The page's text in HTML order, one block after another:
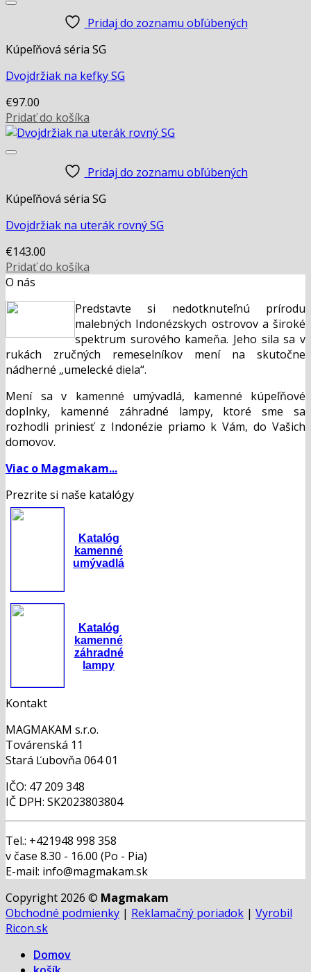
Pridaj do zoznamu obľúbených
Kúpeľňová séria SG
Dvojdržiak na kefky SG
€97.00
Pridať do košíka
Pridaj do zoznamu obľúbených
Kúpeľňová séria SG
Dvojdržiak na uterák rovný SG
€143.00
Pridať do košíka
O nás
Predstavte si nedotknuteľnú prírodu
malebných Indonézskych ostrovov a široké
spektrum surového kameňa. Jeho sila sa v
rukách zručných remeselníkov mení na skutočne
nádherné „umelecké diela“.
Mení sa v kamenné umývadlá, kamenné kúpeľňové
doplnky, kamenné záhradné lampy, ktoré sme sa
rozhodli priniesť z Indonézie priamo k Vám, do Vašich
domovov.
Viac o Magmakam...
Prezrite si naše katalógy
Katalóg
kamenné
umývadlá
Katalóg
kamenné
záhradné
lampy
Kontakt
MAGMAKAM s.r.o.
Továrenská 11
Stará Ľubovňa 064 01
IČO: 47 209 348
IČ DPH: SK2023803804
Tel.: +421948 998 358
v čase 8.30 - 16.00 (Po - Pia)
E-mail: info@magmakam.sk
Copyright 2026 © Magmakam
Obchodné podmienky | Reklamačný poriadok | Vyrobil
Ricon.sk
Domov